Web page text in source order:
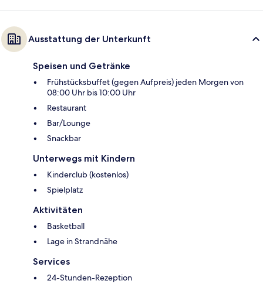
Ausstattung der Unterkunft
Speisen und Getränke
Frühstücksbuffet (gegen Aufpreis) jeden Morgen von
08:00 Uhr bis 10:00 Uhr
Restaurant
Bar/Lounge
Snackbar
Unterwegs mit Kindern
Kinderclub (kostenlos)
Spielplatz
Aktivitäten
Basketball
Lage in Strandnähe
Services
24-Stunden-Rezeption